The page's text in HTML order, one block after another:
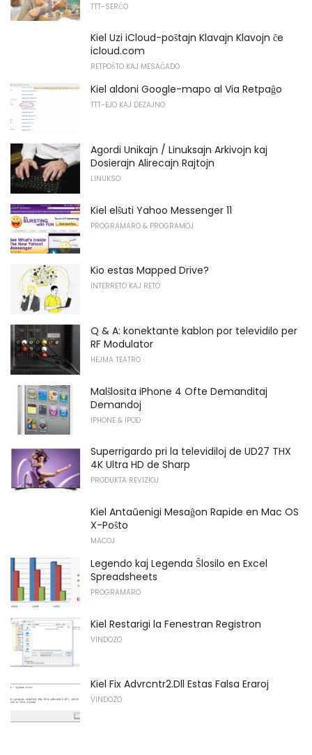
TTT-SERĈO
Kiel Uzi iCloud-poŝtajn Klavajn Klavojn ĉe
icloud.com
RETPOŜTO KAJ MESAĜADO
Kiel aldoni Google-mapo al Via Retpaĝo
TTT-EJO KAJ DEZAJNO
Agordi Unikajn / Linuksajn Arkivojn kaj
Dosierajn Alirecajn Rajtojn
LINUKSO
Kiel elŝuti Yahoo Messenger 11
PROGRAMARO & PROGRAMOJ
Kio estas Mapped Drive?
INTERRETO KAJ RETO
Q & A: konektante kablon por televidilo per
RF Modulator
HEJMA TEATRO
Malŝlosita iPhone 4 Ofte Demanditaj
Demandoj
IPHONE & IPOD
Superrigardo pri la televidiloj de UD27 THX
4K Ultra HD de Sharp
PRODUKTA REVIZIOJ
Kiel Antaŭenigi Mesaĝon Rapide en Mac OS
X-Poŝto
MACOJ
Legendo kaj Legenda Ŝlosilo en Excel
Spreadsheets
PROGRAMARO
Kiel Restarigi la Fenestran Registron
VINDOZO
Kiel Fix Advrcntr2.Dll Estas Falsa Eraroj
VINDOZO